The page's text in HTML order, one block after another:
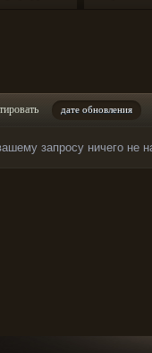
дате обновления
запросу ничего не